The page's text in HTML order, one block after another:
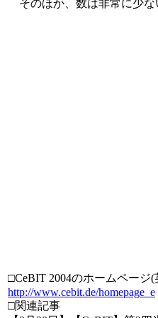
そのほか、数は非常に少な
□CeBIT 2004のホームページ(
http://www.cebit.de/homepage_e
□関連記事